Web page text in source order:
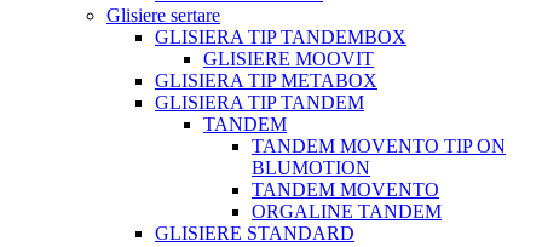
Glisiere sertare
GLISIERA TIP TANDEMBOX
GLISIERE MOOVIT
GLISIERA TIP METABOX
GLISIERA TIP TANDEM
TANDEM
TANDEM MOVENTO TIP ON
BLUMOTION
TANDEM MOVENTO
ORGALINE TANDEM
GLISIERE STANDARD